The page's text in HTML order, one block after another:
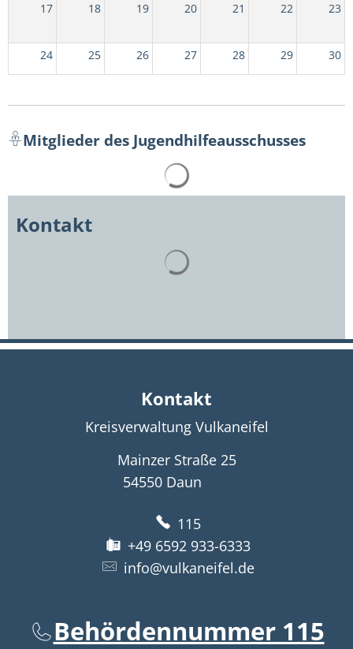
17 18 19 20 21 22 23
24 25 26 27 28 29 30
31 1 2 3
Jugendhilfeausschuss
Sitzung)
4 5 6
Mitglieder des Jugendhilfeausschusses
Kontakt
Kontakt
Kreisverwaltung Vulkaneifel
Mainzer Straße 25
54550 Daun
115
+49 6592 933-6333
info@vulkaneifel.de
Behördennummer 115